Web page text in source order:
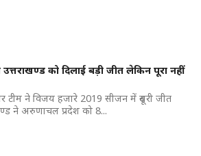
को दिलाई बड़ी जीत लेकिन पूरा नहीं
टीम ने विजय हजारे 2019 सीजन में दूसरी जीत
ने अरुणाचल प्रदेश को 8...